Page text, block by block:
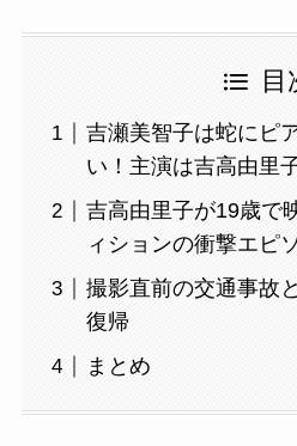
目
吉瀬美智子は蛇にピ
い！主演は吉高由里
吉高由里子が19歳で
ィションの衝撃エピ
撮影直前の交通事故
復帰
まとめ